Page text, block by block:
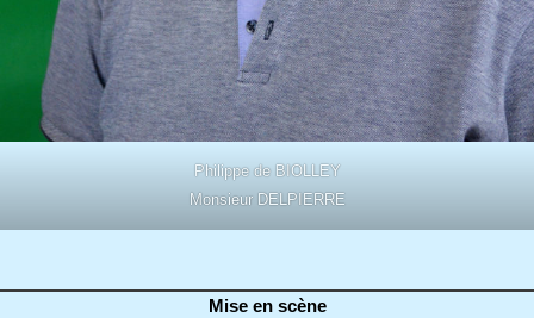
Philippe de BIOLLEY
Monsieur DELPIERRE
Mise en scène